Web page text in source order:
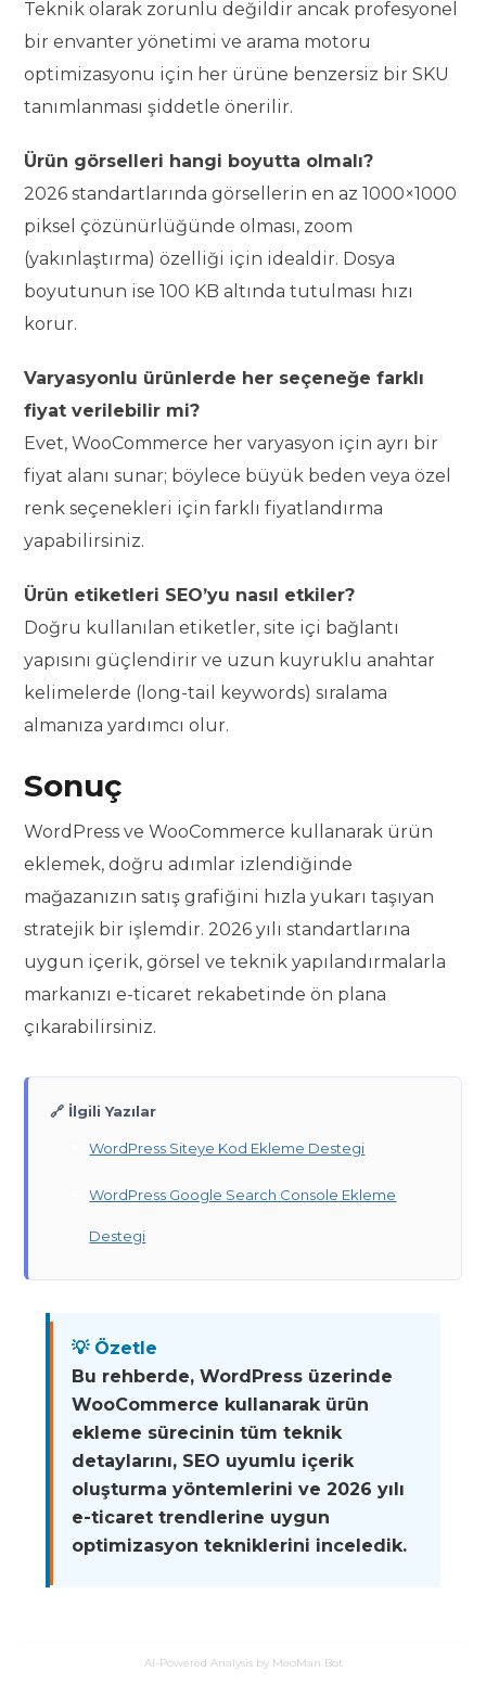
Teknik olarak zorunlu değildir ancak profesyonel
bir envanter yönetimi ve arama motoru
optimizasyonu için her ürüne benzersiz bir SKU
tanımlanması şiddetle önerilir.
Ürün görselleri hangi boyutta olmalı?
2026 standartlarında görsellerin en az 1000×1000
piksel çözünürlüğünde olması, zoom
(yakınlaştırma) özelliği için idealdir. Dosya
boyutunun ise 100 KB altında tutulması hızı
korur.
Varyasyonlu ürünlerde her seçeneğe farklı
fiyat verilebilir mi?
Evet, WooCommerce her varyasyon için ayrı bir
fiyat alanı sunar; böylece büyük beden veya özel
renk seçenekleri için farklı fiyatlandırma
yapabilirsiniz.
Ürün etiketleri SEO’yu nasıl etkiler?
Doğru kullanılan etiketler, site içi bağlantı
yapısını güçlendirir ve uzun kuyruklu anahtar
kelimelerde (long-tail keywords) sıralama
almanıza yardımcı olur.
Sonuç
WordPress ve WooCommerce kullanarak ürün
eklemek, doğru adımlar izlendiğinde
mağazanızın satış grafiğini hızla yukarı taşıyan
stratejik bir işlemdir. 2026 yılı standartlarına
uygun içerik, görsel ve teknik yapılandırmalarla
markanızı e-ticaret rekabetinde ön plana
çıkarabilirsiniz.
🔗 İlgili Yazılar
WordPress Siteye Kod Ekleme Destegi
WordPress Google Search Console Ekleme
Destegi
💡 Özetle
Bu rehberde, WordPress üzerinde
WooCommerce kullanarak ürün
ekleme sürecinin tüm teknik
detaylarını, SEO uyumlu içerik
oluşturma yöntemlerini ve 2026 yılı
e-ticaret trendlerine uygun
optimizasyon tekniklerini inceledik.
AI-Powered Analysis by MeoMan Bot